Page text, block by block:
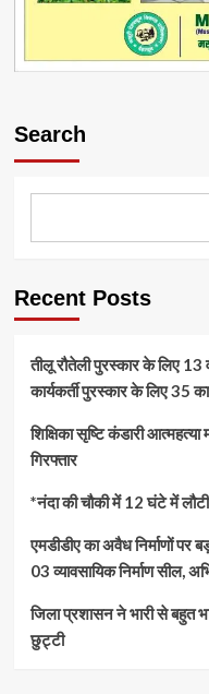
Search
Recent Posts
तीलू रौतेली पुरस्कार के लिए 13
कार्यकर्ती पुरस्कार के लिए 35
शिक्षिका सृष्टि कंडारी
गिरफ्तार
*नंदा की चौकी में 12 घंटे में
एमडीडीए का अवैध निर्माणों पर
03 व्यावसायिक निर्माण सील,
जिला प्रशासन ने भारी से बहुत
छुट्टी